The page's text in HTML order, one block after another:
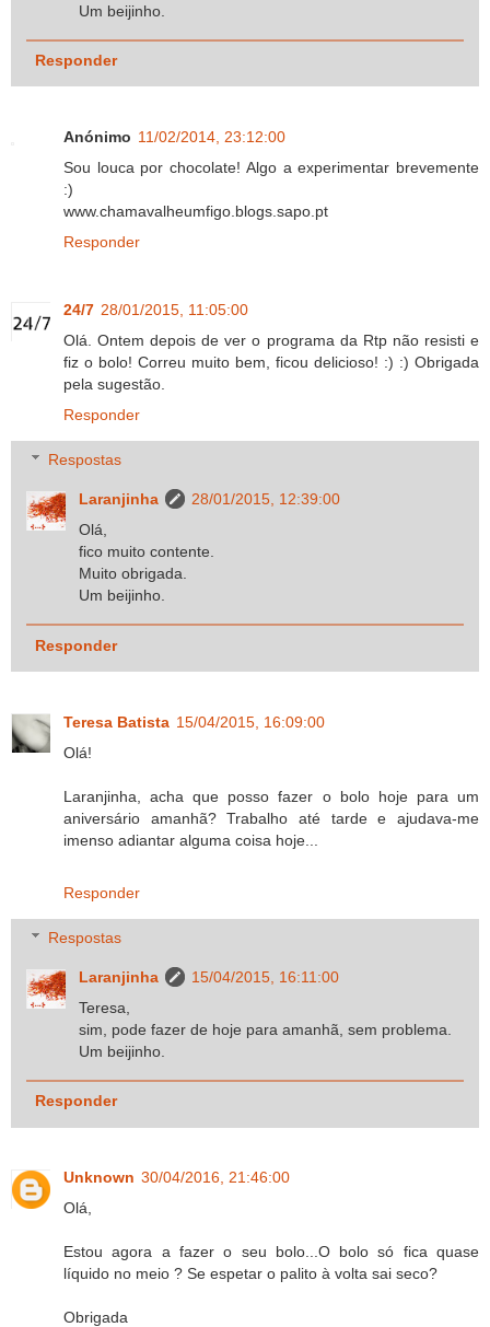
Um beijinho.
Responder
Anónimo 11/02/2014, 23:12:00
Sou louca por chocolate! Algo a experimentar brevemente
:)
www.chamavalheumfigo.blogs.sapo.pt
Responder
24/7 28/01/2015, 11:05:00
Olá. Ontem depois de ver o programa da Rtp não resisti e
fiz o bolo! Correu muito bem, ficou delicioso! :) :) Obrigada
pela sugestão.
Responder
Respostas
Laranjinha
28/01/2015, 12:39:00
Olá,
fico muito contente.
Muito obrigada.
Um beijinho.
Responder
Teresa Batista 15/04/2015, 16:09:00
Olá!
Laranjinha, acha que posso fazer o bolo hoje para um
aniversário amanhã? Trabalho até tarde e ajudava-me
imenso adiantar alguma coisa hoje...
Responder
Respostas
Laranjinha
15/04/2015, 16:11:00
Teresa,
sim, pode fazer de hoje para amanhã, sem problema.
Um beijinho.
Responder
Unknown 30/04/2016, 21:46:00
Olá,
Estou agora a fazer o seu bolo...O bolo só fica quase
líquido no meio ? Se espetar o palito à volta sai seco?
Obrigada